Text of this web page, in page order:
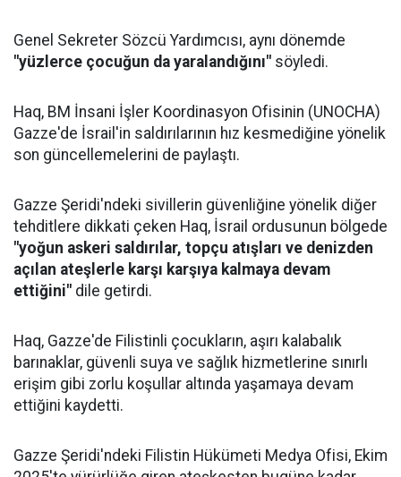
Genel Sekreter Sözcü Yardımcısı, aynı dönemde
"yüzlerce çocuğun da yaralandığını" söyledi.
Haq, BM İnsani İşler Koordinasyon Ofisinin (UNOCHA)
Gazze'de İsrail'in saldırılarının hız kesmediğine yönelik
son güncellemelerini de paylaştı.
Gazze Şeridi'ndeki sivillerin güvenliğine yönelik diğer
tehditlere dikkati çeken Haq, İsrail ordusunun bölgede
"yoğun askeri saldırılar, topçu atışları ve denizden
açılan ateşlerle karşı karşıya kalmaya devam
ettiğini" dile getirdi.
Haq, Gazze'de Filistinli çocukların, aşırı kalabalık
barınaklar, güvenli suya ve sağlık hizmetlerine sınırlı
erişim gibi zorlu koşullar altında yaşamaya devam
ettiğini kaydetti.
Gazze Şeridi'ndeki Filistin Hükümeti Medya Ofisi, Ekim